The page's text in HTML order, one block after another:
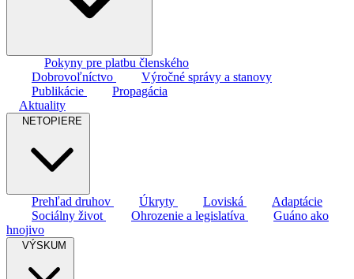
Pokyny pre platbu členského
Dobrovoľníctvo
Výročné správy a stanovy
Publikácie
Propagácia
Aktuality
NETOPIERE
Prehľad druhov Úkryty Loviská
Adaptácie
Sociálny život
Ohrozenie a legislatíva
Guáno ako
hnojivo
VÝSKUM